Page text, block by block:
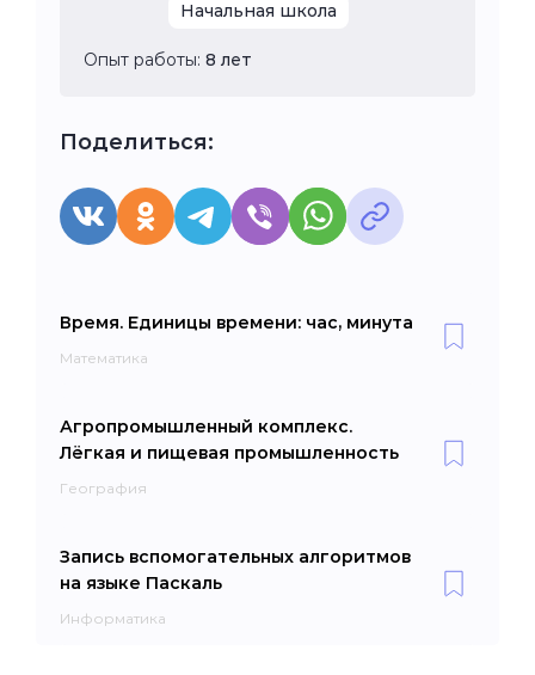
Начальная школа
Опыт работы: 8 лет
Поделиться:
Время. Единицы времени: час, минута
Математика
Агропромышленный комплекс.
Лёгкая и пищевая промышленность
География
Запись вспомогательных алгоритмов
на языке Паскаль
Информатика